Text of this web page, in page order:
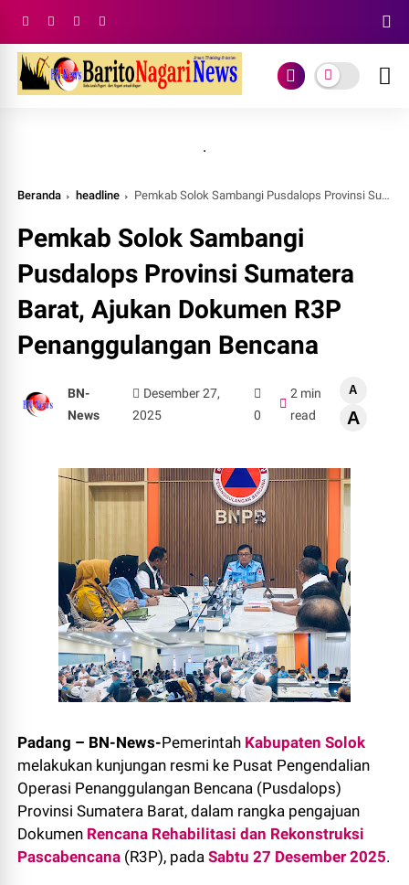
.
Beranda headline Pemkab Solok Sambangi Pusdalops Provinsi Sumatera Barat, Ajukan Dokumen R3P Penanggulangan Bencana
Pemkab Solok Sambangi
Pusdalops Provinsi Sumatera
Barat, Ajukan Dokumen R3P
Penanggulangan Bencana
BN-
News
Desember 27,
2025
0
2 min
read
A
A
Padang – BN-News-Pemerintah Kabupaten Solok
melakukan kunjungan resmi ke Pusat Pengendalian
Operasi Penanggulangan Bencana (Pusdalops)
Provinsi Sumatera Barat, dalam rangka pengajuan
Dokumen Rencana Rehabilitasi dan Rekonstruksi
Pascabencana (R3P), padaSabtu 27 Desember 2025.